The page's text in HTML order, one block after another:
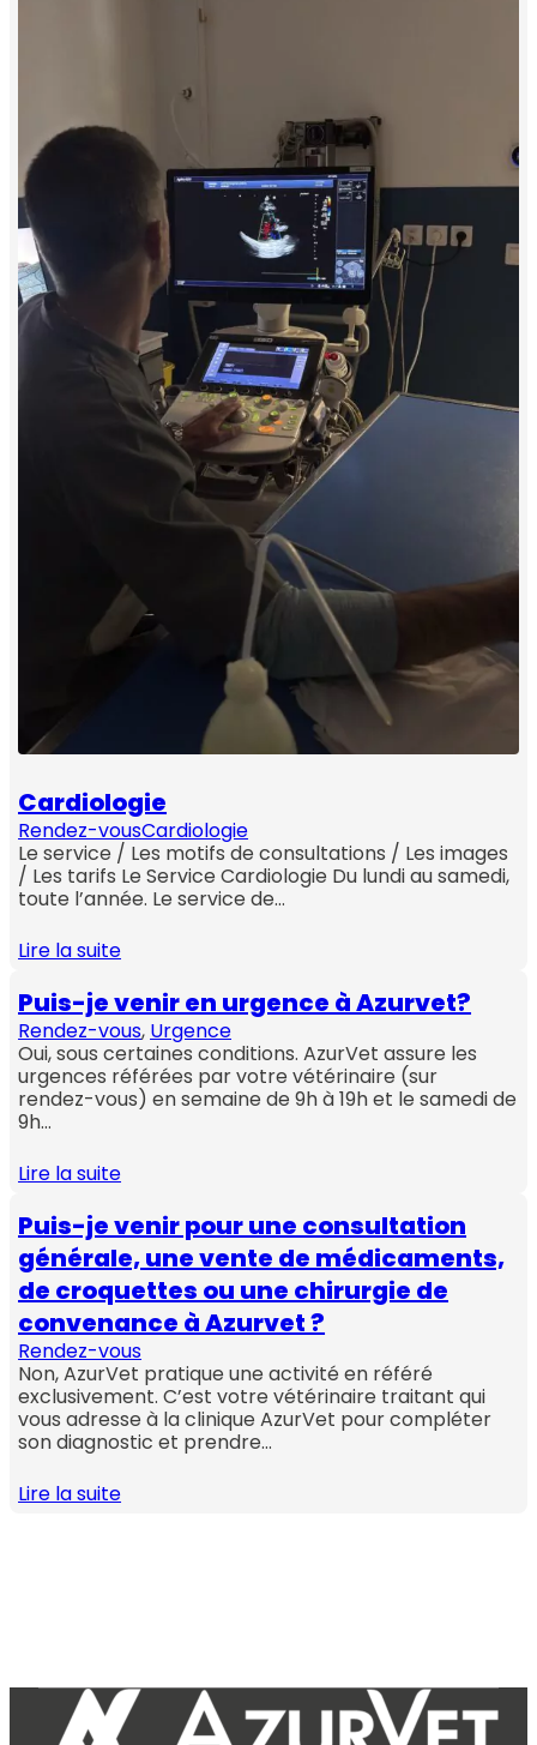
Cardiologie
Rendez-vousCardiologie
Le service / Les motifs de consultations / Les images
/ Les tarifs Le Service Cardiologie Du lundi au samedi,
toute l’année. Le service de…
Lire la suite
Puis-je venir en urgence à Azurvet?
Rendez-vous, Urgence
Oui, sous certaines conditions. AzurVet assure les
urgences référées par votre vétérinaire (sur
rendez-vous) en semaine de 9h à 19h et le samedi de
9h…
Lire la suite
Puis-je venir pour une consultation
générale, une vente de médicaments,
de croquettes ou une chirurgie de
convenance à Azurvet ?
Rendez-vous
Non, AzurVet pratique une activité en référé
exclusivement. C’est votre vétérinaire traitant qui
vous adresse à la clinique AzurVet pour compléter
son diagnostic et prendre…
Lire la suite